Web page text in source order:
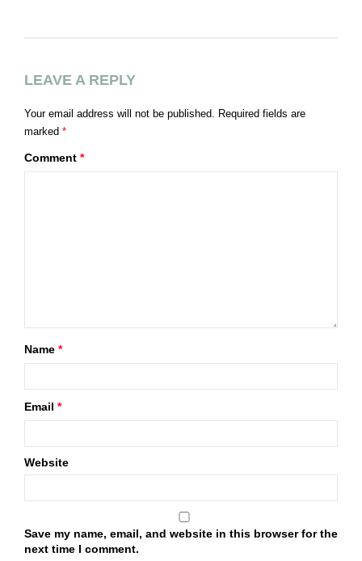
LEAVE A REPLY
Your email address will not be published. Required fields are
marked *
Comment *
Name *
Email *
Website
Save my name, email, and website in this browser for the
next time I comment.